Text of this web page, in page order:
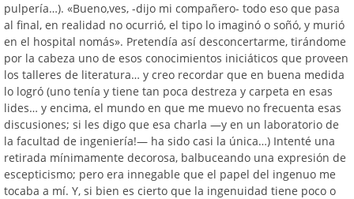
pulpería…). «Bueno,ves, -dijo mi compañero- todo eso que pasa
al final, en realidad no ocurrió, el tipo lo imaginó o soñó, y murió
en el hospital nomás». Pretendía así desconcertarme, tirándome
por la cabeza uno de esos conocimientos iniciáticos que proveen
los talleres de literatura… y creo recordar que en buena medida
lo logró (uno tenía y tiene tan poca destreza y carpeta en esas
lides… y encima, el mundo en que me muevo no frecuenta esas
discusiones; si les digo que esa charla —y en un laboratorio de
la facultad de ingeniería!— ha sido casi la única…) Intenté una
retirada mínimamente decorosa, balbuceando una expresión de
escepticismo; pero era innegable que el papel del ingenuo me
tocaba a mí. Y, si bien es cierto que la ingenuidad tiene poco o